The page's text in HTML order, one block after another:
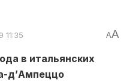
11:35 AA
в итальянских
д’Ампеццо